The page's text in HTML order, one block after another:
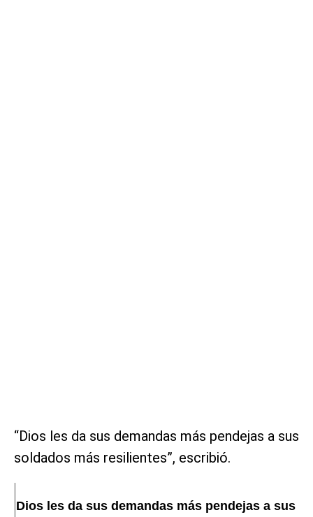
“Dios les da sus demandas más pendejas a sus
soldados más resilientes”, escribió.
Dios les da sus demandas más pendejas a sus